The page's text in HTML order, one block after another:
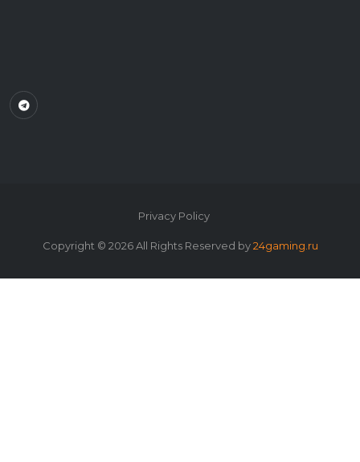
Copyright © 2026All Rights Reserved by24gaming.ru
Privacy Policy